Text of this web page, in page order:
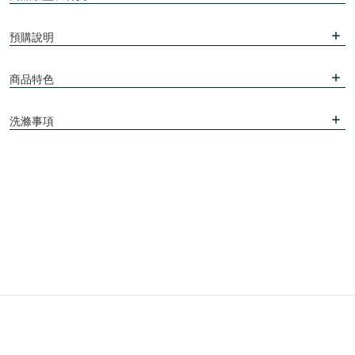
預購說明
商品特色
洗滌事項